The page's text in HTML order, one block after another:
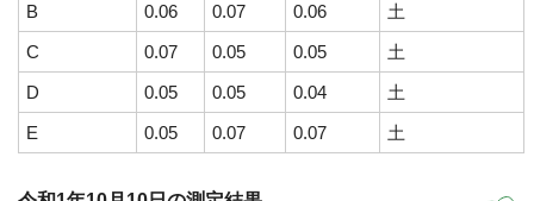
B
0.06 0.07 0.06
土
C
0.07 0.05 0.05
土
D
0.05 0.05 0.04
土
E
0.05 0.07 0.07 土